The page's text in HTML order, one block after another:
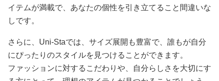
イテムが満載で、あなたの個性を引き立てること間違いな
しです。
さらに、Uni-Staでは、サイズ展開も豊富で、誰もが自分
にぴったりのスタイルを見つけることができます。
ファッションに対するこだわりや、自分らしさを大切にす